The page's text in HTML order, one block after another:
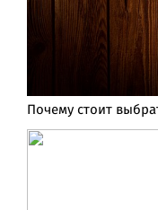
Почему стоит